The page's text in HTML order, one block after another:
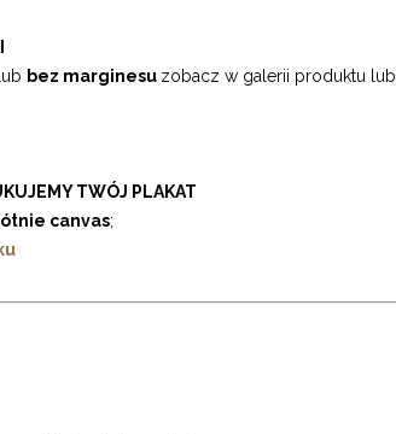
bez marginesu zobacz w galerii produktu lub
TWÓJ PLAKAT
canvas;